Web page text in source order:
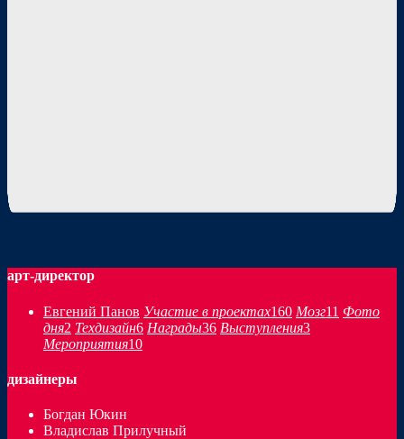
арт-директор
Евгений Панов Участие в проектах160 Мозг11 Фото
дня2 Техдизайн6 Награды36 Выступления3
Мероприятия10
дизайнеры
Богдан Юкин
Владислав Прилучный